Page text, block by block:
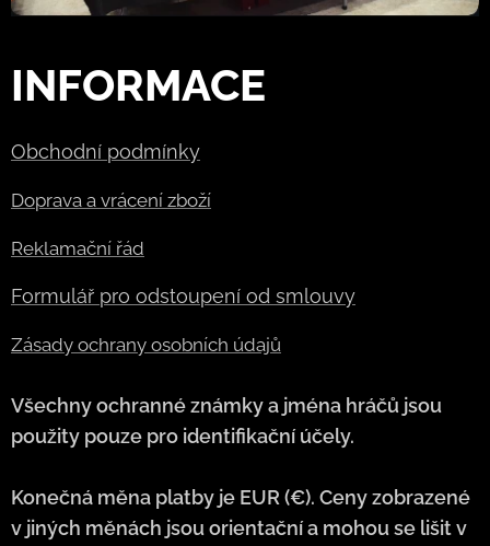
INFORMACE
Obchodní podmínky
Doprava a vrácení zboží
Reklamační řád
Formulář pro odstoupení od smlouvy
Zásady ochrany osobních údajů
Všechny ochranné známky a jména hráčů jsou
použity pouze pro identifikační účely.
Konečná měna platby je EUR (€). Ceny zobrazené
v jiných měnách jsou orientační a mohou se lišit v